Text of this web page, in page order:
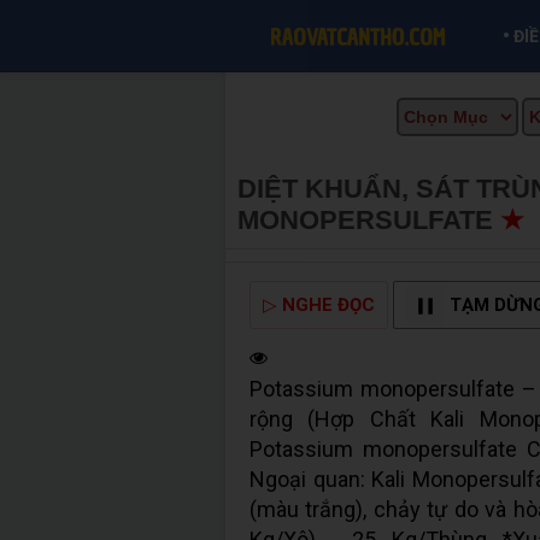
•
DIỆT KHUẨN, SÁT
MONOPERSULFATE ★
▷ NGHE ĐỌC TẠM
Potassium monopersulfate –
rộng (Hợp Chất Kali
Potassium monopersulfate
Ngoại quan: Kali
(màu trắng), chảy tự do và